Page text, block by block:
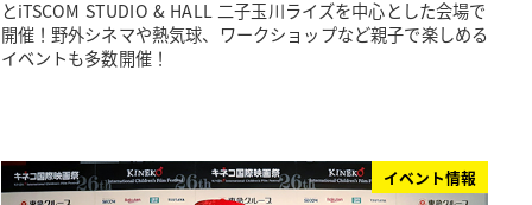
とiTSCOM STUDIO & HALL 二子玉川ライズを中心とした会場で
開催！野外シネマや熱気球、ワークショップなど親子で楽しめる
イベントも多数開催！
イベント情報